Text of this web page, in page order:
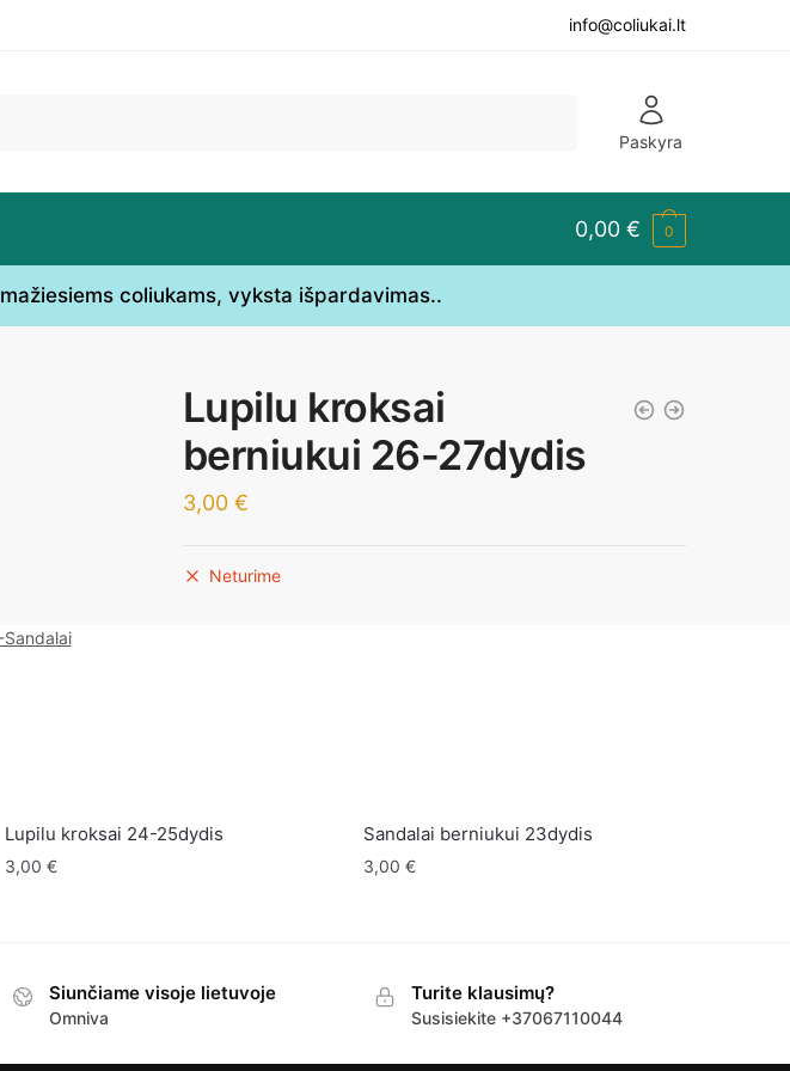
info@coliukai.lt
Paskyra
0,00 € 0
coliukams, vyksta išpardavimas..
Lupilu kroksai
berniukui 26-27dydis
3,00 €
Neturime
-Sandalai
Lupilu kroksai 24-25dydis
3,00 €
Sandalai berniukui 23dydis
3,00 €
Siunčiame visoje lietuvoje
Omniva
Turite klausimų?
Susisiekite +37067110044